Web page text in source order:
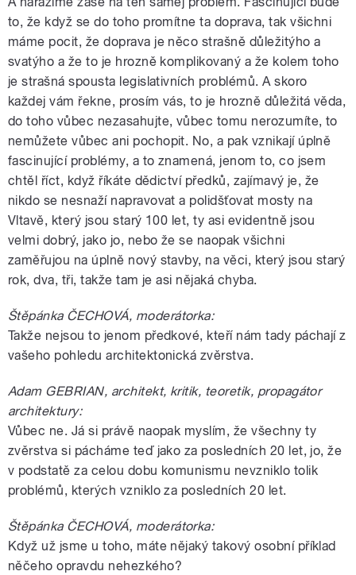
to, že když se do toho promítne ta doprava, tak všichni
máme pocit, že doprava je něco strašně důležitýho a
svatýho a že to je hrozně komplikovaný a že kolem toho
je strašná spousta legislativních problémů. A skoro
každej vám řekne, prosím vás, to je hrozně důležitá věda,
do toho vůbec nezasahujte, vůbec tomu nerozumíte, to
nemůžete vůbec ani pochopit. No, a pak vznikají úplně
fascinující problémy, a to znamená, jenom to, co jsem
chtěl říct, když říkáte dědictví předků, zajímavý je, že
nikdo se nesnaží napravovat a polidšťovat mosty na
Vltavě, který jsou starý 100 let, ty asi evidentně jsou
velmi dobrý, jako jo, nebo že se naopak všichni
zaměřujou na úplně nový stavby, na věci, který jsou starý
rok, dva, tři, takže tam je asi nějaká chyba.
Štěpánka ČECHOVÁ, moderátorka:
Takže nejsou to jenom předkové, kteří nám tady páchají z
vašeho pohledu architektonická zvěrstva.
Adam GEBRIAN, architekt, kritik, teoretik, propagátor
architektury:
Vůbec ne. Já si právě naopak myslím, že všechny ty
zvěrstva si pácháme teď jako za posledních 20 let, jo, že
v podstatě za celou dobu komunismu nevzniklo tolik
problémů, kterých vzniklo za posledních 20 let.
Štěpánka ČECHOVÁ, moderátorka:
Když už jsme u toho, máte nějaký takový osobní příklad
něčeho opravdu nehezkého?